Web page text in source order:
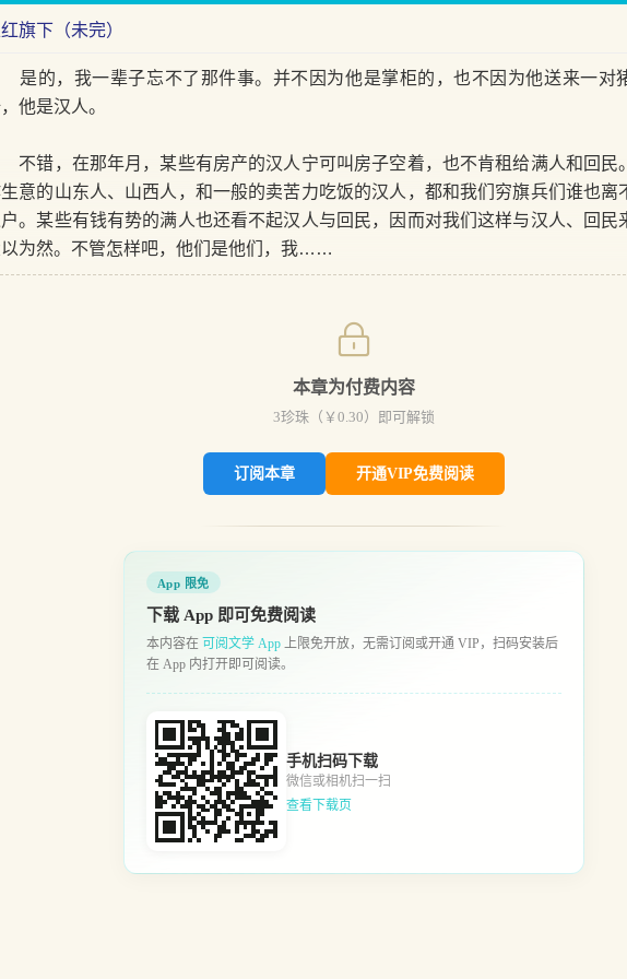
旗下（未完）
，我一辈子忘不了那件事。并不因为他是掌柜的，也不因为他送来一对
他是汉人。
，在那年月，某些有房产的汉人宁可叫房子空着，也不肯租给满人和回民
意的山东人、山西人，和一般的卖苦力吃饭的汉人，都和我们穷旗兵们谁也离
。某些有钱有势的满人也还看不起汉人与回民，因而对我们这样与汉人、回民
为然。不管怎样吧，他们是他们，我……
本章为付费内容
3珍珠（￥ 0.30）即可解锁
订阅本章 开通VIP免费阅读
App 限免
下载 App 即可免费阅读
本内容在 可阅文学 App 上限免开放，无需订阅或开通 VIP，扫码安装后
在 App 内打开即可阅读。
手机扫码下载
微信或相机扫一扫
查看下载页